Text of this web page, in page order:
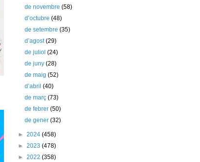
de novembre(58)
d’octubre(48)
de setembre(35)
d’agost(29)
de juliol(24)
de juny(28)
de maig(52)
d’abril(40)
de març(73)
de febrer(50)
de gener(32)
► 2024 (458)
► 2023 (478)
► 2022 (358)